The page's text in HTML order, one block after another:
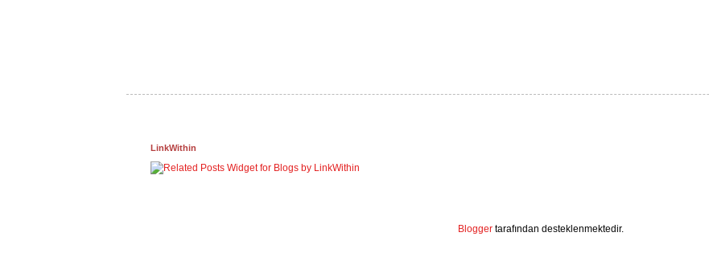
LinkWithin
Blogger tarafından desteklenmektedir.